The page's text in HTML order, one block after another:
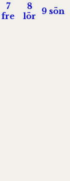
7
fre
8
lör
9 sön